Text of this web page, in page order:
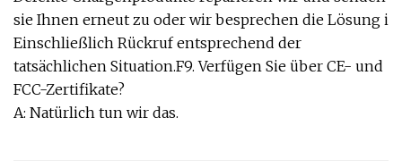
sie Ihnen erneut zu oder wir besprechen die Lösung i
Einschließlich Rückruf entsprechend der
tatsächlichen Situation.F9. Verfügen Sie über CE- und
FCC-Zertifikate?
A: Natürlich tun wir das.